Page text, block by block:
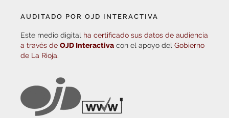
AUDITADO POR OJD INTERACTIVA
Este medio digital ha certificado sus datos de audiencia
a través de OJD Interactiva con el apoyo del Gobierno
de La Rioja.